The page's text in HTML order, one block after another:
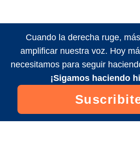
Cuando la derecha ruge,
amplificar nuestra voz. Hoy
necesitamos para seguir
¡Sigamos haciendo